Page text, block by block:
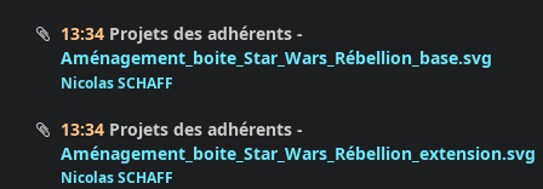
13:34 Projets des adhérents
Aménagement_boite_Star_Wars_Rébellion_base.svg
Nicolas SCHAFF
13:34 Projets des adhérents
Aménagement_boite_Star_Wars_Rébellion_extension.svg
Nicolas SCHAFF